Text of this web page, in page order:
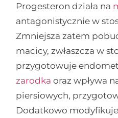
Progesteron działa na
antagonistycznie w
Zmniejsza zatem
macicy, zwłaszcza w
przygotowuje
zarodka oraz wpływa
piersiowych,
Dodatkowo